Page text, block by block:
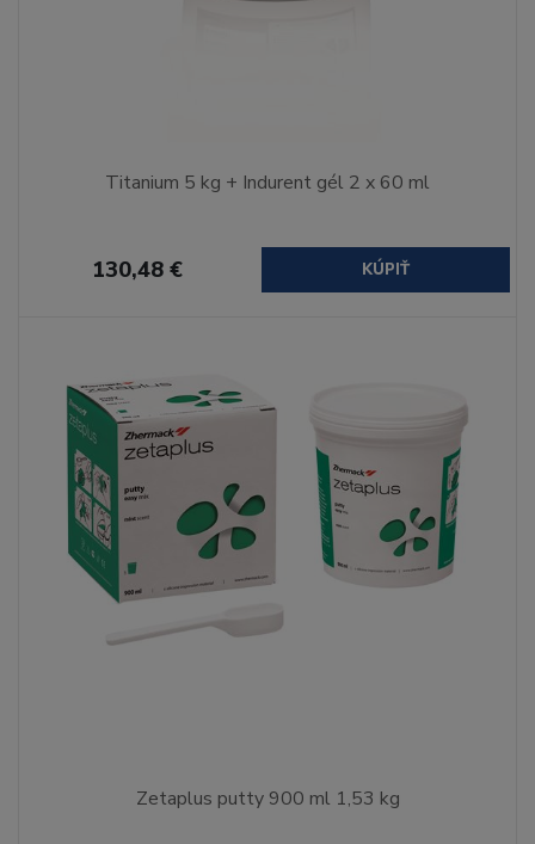
Titanium 5 kg + Indurent gél 2 x 60 ml
130,48 € KÚPIŤ
Zetaplus putty 900 ml 1,53 kg